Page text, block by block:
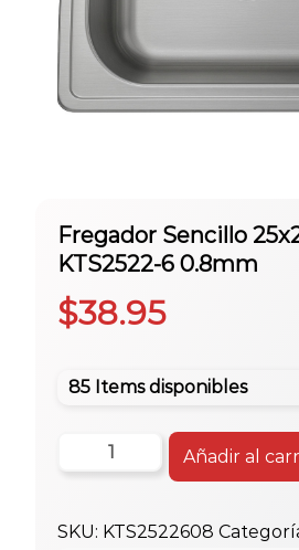
Fregador Sencillo
KTS2522-6 0.8mm
$38.95
85 Items disponibles
Fregador
Sencillo
KTS2522-
Añadir al
SKU: KTS2522608